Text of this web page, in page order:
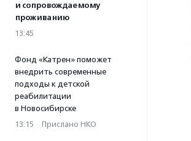
и сопровождаемому
проживанию
13:45
Фонд «Катрен» поможет
внедрить современные
подходы к детской
реабилитации
в Новосибирске
13:15 · Прислано НКО